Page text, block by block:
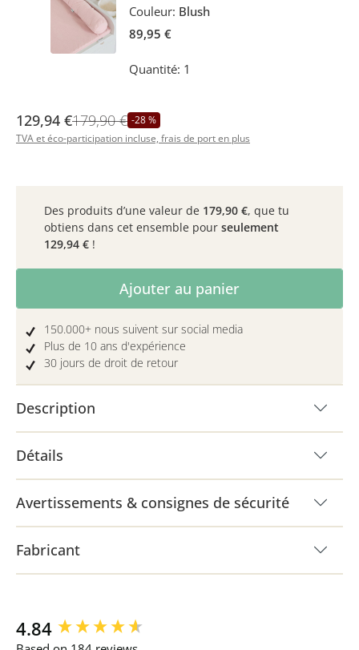
Couleur: Blush
89,95 €
Quantité: 1
129,94 €179,90 € -28 %
TVA et éco-participation incluse, frais de port en plus
Des produits d’une valeur de 179,90 €, que tu
obtiens dans cet ensemble pour seulement
129,94 € !
Quantité de produit : Entrez la quantité
Ajouter au panier
150.000+ nous suivent sur social media
Plus de 10 ans d'expérience
30 jours de droit de retour
Description
Détails
Avertissements & consignes de sécurité
Fabricant
4.84
New content loaded